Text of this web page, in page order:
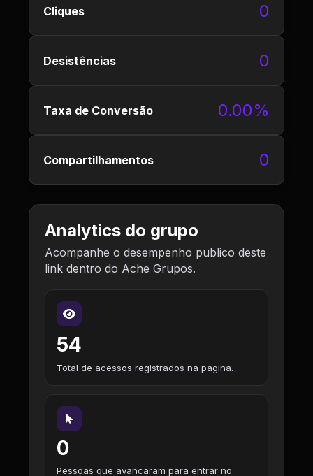
Cliques 0
Desistências 0
Taxa de Conversão 0.00%
Compartilhamentos 0
Analytics do grupo
Acompanhe o desempenho publico deste
link dentro do Ache Grupos.
54
Total de acessos registrados na pagina.
0
Pessoas que avancaram para entrar no